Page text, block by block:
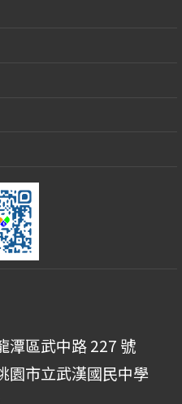
潭區武中路 227 號
園市立武漢國民中學